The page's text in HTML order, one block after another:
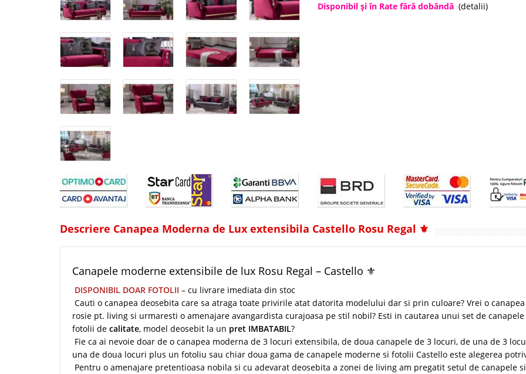
Disponibil şi în Rate fără dobândă (detalii)
Descriere Canapea Moderna de Lux extensibila Castello Rosu Regal ⚜️
Canapele moderne extensibile de lux Rosu Regal – Castello ⚜️
DISPONIBIL DOAR FOTOLII – cu livrare imediata din stoc
Cauti o canapea deosebita care sa atraga toate privirile atat datorita modelului dar si prin culoare? Vrei o canapea
rosie pt. living si urmaresti o amenajare avangardista curajoasa pe stil nobil? Esti in cautarea unui set de
fotolii de calitate, model deosebit la un pret IMBATABIL?
Fie ca ai nevoie doar de o canapea moderna de 3 locuri extensibila, de doua canapele de 3 locuri, de una de 3
una de doua locuri plus un fotoliu sau chiar doua gama de canapele moderne si fotolii Castello este alegerea
Pentru o amenajare pretentioasa nobila si cu adevarat deosebita a zonei de living am pregatit setul de canapele si